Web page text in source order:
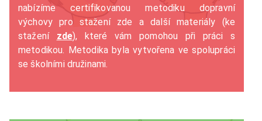
nabízíme certifikovanou metodiku dopravní
výchovy pro stažení zde a další materiály (ke
stažení
zde), které vám pomohou při práci s
metodikou. Metodika byla vytvořena ve spolupráci
se školními družinami.